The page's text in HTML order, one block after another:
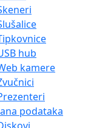
hub
kamere
podataka